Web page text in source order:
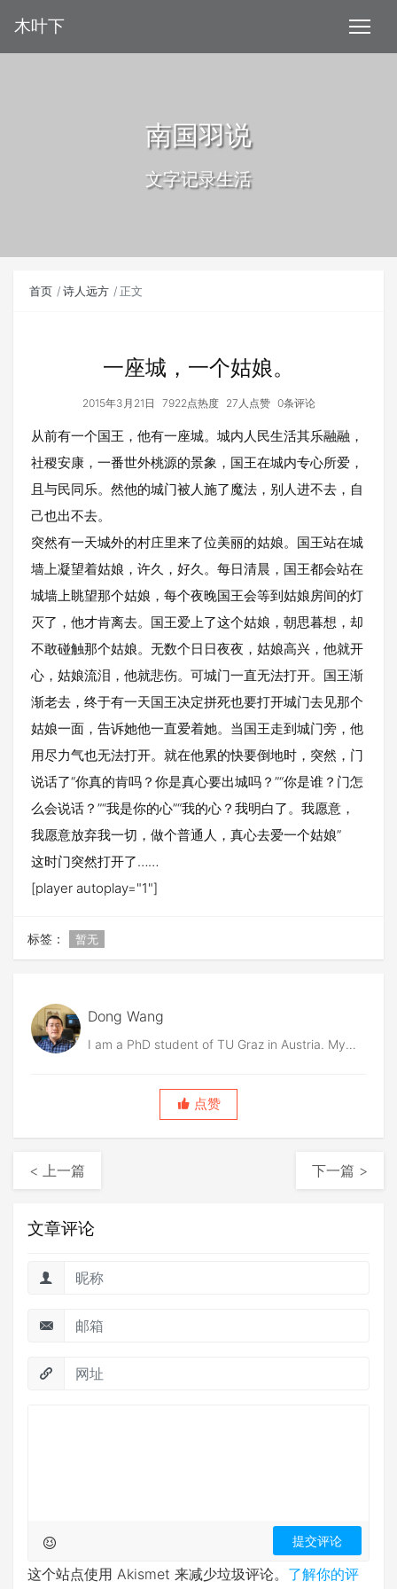
木叶下
南国羽说
文字记录生活
首页 诗人远方 正文
一座城，一个姑娘。
2015年3月21日 7922点热度 27人点赞 0条评论
从前有一个国王，他有一座城。城内人民生活其乐融融，
社稷安康，一番世外桃源的景象，国王在城内专心所爱，
且与民同乐。然他的城门被人施了魔法，别人进不去，自
己也出不去。
突然有一天城外的村庄里来了位美丽的姑娘。国王站在城
墙上凝望着姑娘，许久，好久。每日清晨，国王都会站在
城墙上眺望那个姑娘，每个夜晚国王会等到姑娘房间的灯
灭了，他才肯离去。国王爱上了这个姑娘，朝思暮想，却
不敢碰触那个姑娘。无数个日日夜夜，姑娘高兴，他就开
心，姑娘流泪，他就悲伤。可城门一直无法打开。国王渐
渐老去，终于有一天国王决定拼死也要打开城门去见那个
姑娘一面，告诉她他一直爱着她。当国王走到城门旁，他
用尽力气也无法打开。就在他累的快要倒地时，突然，门
说话了“你真的肯吗？你是真心要出城吗？”“你是谁？门怎
么会说话？”“我是你的心”“我的心？我明白了。我愿意，
我愿意放弃我一切，做个普通人，真心去爱一个姑娘”
这时门突然打开了……
[player autoplay="1"]
标签： 暂无
Dong Wang
I am a PhD student of TU Graz in Austria. My
efficient machine learning, model sparsity, deep
learning, computer vision, and IoT. I would like
点赞
< 上一篇 下一篇 >
文章评论
这个站点使用 Akismet 来减少垃圾评论。 了解你的评